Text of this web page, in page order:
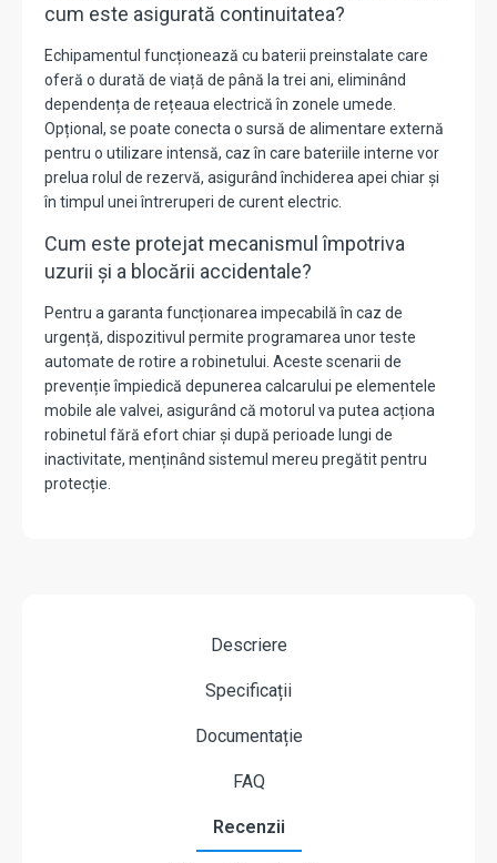
cum este asigurată continuitatea?
Echipamentul funcționează cu baterii preinstalate care
oferă o durată de viață de până la trei ani, eliminând
dependența de rețeaua electrică în zonele umede.
Opțional, se poate conecta o sursă de alimentare externă
pentru o utilizare intensă, caz în care bateriile interne vor
prelua rolul de rezervă, asigurând închiderea apei chiar și
în timpul unei întreruperi de curent electric.
Cum este protejat mecanismul împotriva
uzurii și a blocării accidentale?
Pentru a garanta funcționarea impecabilă în caz de
urgență, dispozitivul permite programarea unor teste
automate de rotire a robinetului. Aceste scenarii de
prevenție împiedică depunerea calcarului pe elementele
mobile ale valvei, asigurând că motorul va putea acționa
robinetul fără efort chiar și după perioade lungi de
inactivitate, menținând sistemul mereu pregătit pentru
protecție.
Descriere
Specificații
Documentație
FAQ
Recenzii